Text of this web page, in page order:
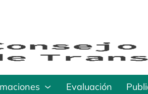
Evaluación